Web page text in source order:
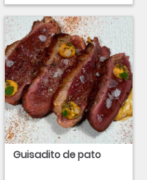
Guisadito de pato